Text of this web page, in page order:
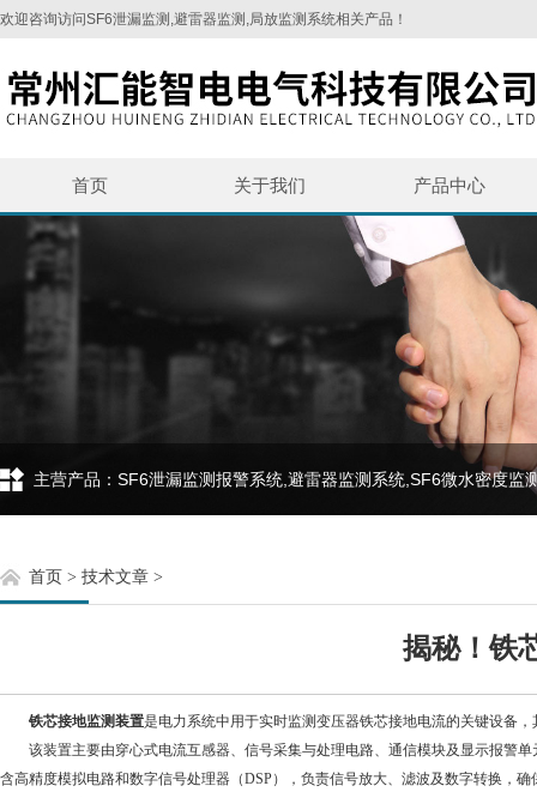
欢迎咨询访问SF6泄漏监测,避雷器监测,局放监测系统相关产品！
首页 关于我们 产品中心
首页 > 技术文章 >
揭秘！铁
铁芯接地监测装置是电力系统中用于实时监测变压器铁芯接地电流的关键设备
该装置主要由穿心式电流互感器、信号采集与处理电路、通信模块及显示报警单
含高精度模拟电路和数字信号处理器（DSP），负责信号放大、滤波及数字转换，